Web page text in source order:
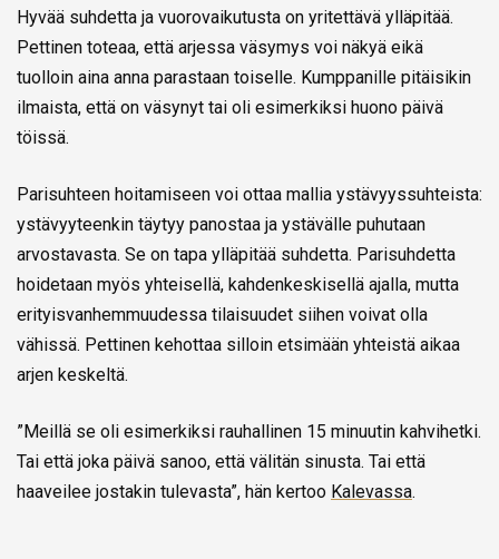
Hyvää suhdetta ja vuorovaikutusta on yritettävä ylläpitää.
Pettinen toteaa, että arjessa väsymys voi näkyä eikä
tuolloin aina anna parastaan toiselle. Kumppanille pitäisikin
ilmaista, että on väsynyt tai oli esimerkiksi huono päivä
töissä.
Parisuhteen hoitamiseen voi ottaa mallia ystävyyssuhteista:
ystävyyteenkin täytyy panostaa ja ystävälle puhutaan
arvostavasta. Se on tapa ylläpitää suhdetta. Parisuhdetta
hoidetaan myös yhteisellä, kahdenkeskisellä ajalla, mutta
erityisvanhemmuudessa tilaisuudet siihen voivat olla
vähissä. Pettinen kehottaa silloin etsimään yhteistä aikaa
arjen keskeltä.
”Meillä se oli esimerkiksi rauhallinen 15 minuutin kahvihetki.
Tai että joka päivä sanoo, että välitän sinusta. Tai että
haaveilee jostakin tulevasta”, hän kertoo Kalevassa.